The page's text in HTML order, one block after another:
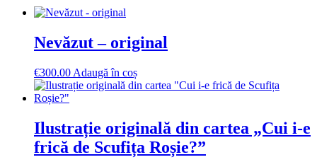
Nevăzut – original
€300.00 Adaugă în coș
Ilustrație originală din cartea „Cui i-e
frică de Scufița Roșie?”